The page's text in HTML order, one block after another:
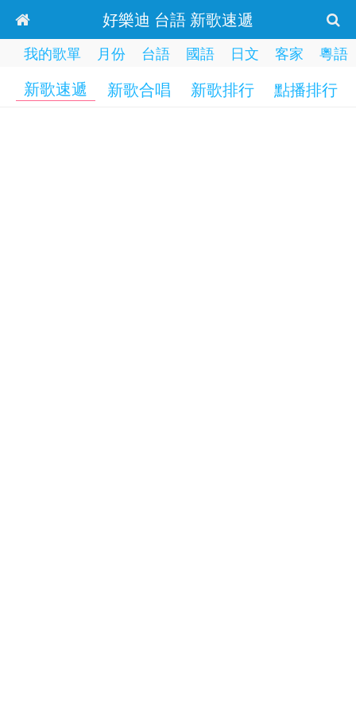
好樂迪 台語 新歌速遞
我的歌單 月份 台語 國語 日文 客家 粵語
新歌速遞 新歌合唱 新歌排行 點播排行